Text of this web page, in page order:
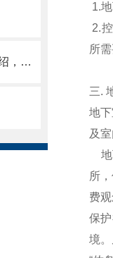
冷冻式除湿机工作原理及过程介绍，不知道的来看了
1.
2.
所
三.
地
及
地
所
费
保
境